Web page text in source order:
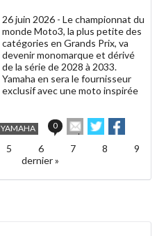
26 juin 2026 - Le championnat du
monde Moto3, la plus petite des
catégories en Grands Prix, va
devenir monomarque et dérivé
de la série de 2028 à 2033.
Yamaha en sera le fournisseur
exclusif avec une moto inspirée
YAMAHA 0
Envoyer
cet
article
ami
Partager
sur
Twitter
sur
Facebook
5 6 7 8
9
dernier »